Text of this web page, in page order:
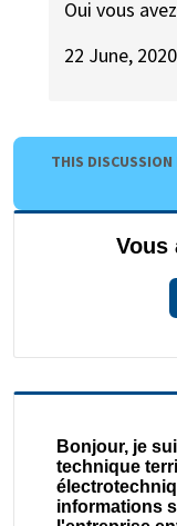
Oui vous
22 June,
THIS DISCUSSION
Vous
Bonjour, je
technique
informations